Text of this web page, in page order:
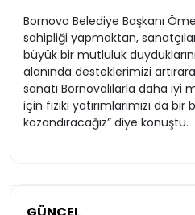
Bornova Belediye Başkanı
sahipliği yapmaktan,
büyük bir mutluluk
alanında desteklerimizi
sanatı Bornovalılarla daha iyi
için fiziki yatırımlarımızı da bir
kazandıracağız” diye konuştu.